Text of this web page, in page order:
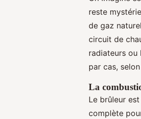
reste
de gaz
circuit de
radiateurs ou
par cas,
La
Le brûleur
complète